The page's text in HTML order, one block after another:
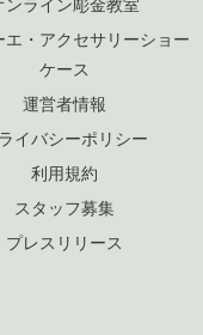
ンライン彫金教室
エ・アクセサリーショー
ケース
運営者情報
イバシーポリシー
利用規約
スタッフ募集
プレスリリース